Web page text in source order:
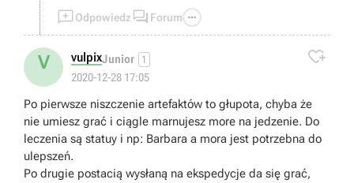
Odpowiedz  Forum 
V vulpixJunior 1
2020-12-28 17:05

Po pierwsze niszczenie artefaktów to głupota, chyba że
nie umiesz grać i ciągle marnujesz more na jedzenie. Do
leczenia są statuy i np: Barbara a mora jest potrzebna do
ulepszeń.
Po drugie postacią wysłaną na ekspedycje da się grać,